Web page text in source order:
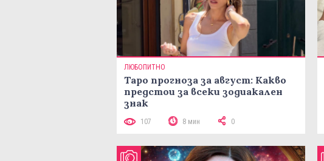
ЛЮБОПИТНО
Таро прогноза за август: Какво
предстои за всеки зодиакален
знак
107 8 мин 0